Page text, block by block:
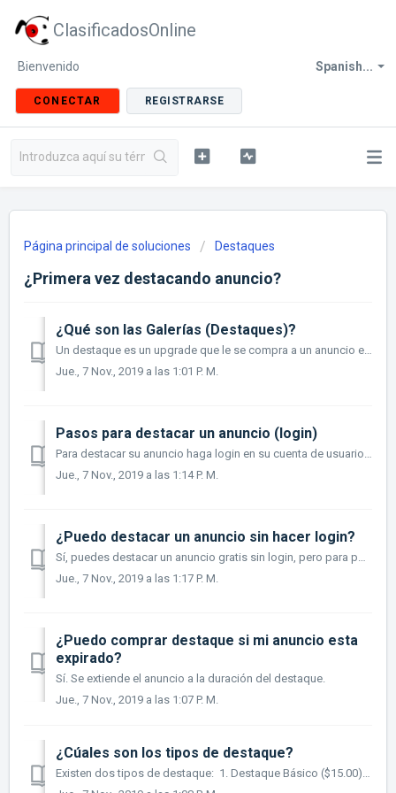
ClasificadosOnline
Spanish...
Bienvenido
CONECTAR REGISTRARSE
Página principal de soluciones Destaques
¿Primera vez destacando anuncio?
¿Qué son las Galerías (Destaques)?
Un destaque es un upgrade que le se compra a un anuncio existente. Este incluye fotos adicionales y exposición en la galería de destaques. La gale...
Jue., 7 Nov., 2019 a las 1:01 P. M.
Pasos para destacar un anuncio (login)
Para destacar su anuncio haga login en su cuenta de usuario y oprima el enlace que dice 'Destaque nuevo'. En el espacio provisto indique número...
Jue., 7 Nov., 2019 a las 1:14 P. M.
¿Puedo destacar un anuncio sin hacer login?
Sí, puedes destacar un anuncio gratis sin login, pero para poder administrarlo deberás esperar que uno de nuestros agentes te complete tu cuenta y hacer log...
Jue., 7 Nov., 2019 a las 1:17 P. M.
¿Puedo comprar destaque si mi anuncio esta
expirado?
Sí. Se extiende el anuncio a la duración del destaque.
Jue., 7 Nov., 2019 a las 1:07 P. M.
¿Cúales son los tipos de destaque?
Existen dos tipos de destaque: 1. Destaque Básico ($15.00)- Tiene duración de 15 días. Incluye 3 fotos y poder modificar el anuncio. 2. Destaque ...